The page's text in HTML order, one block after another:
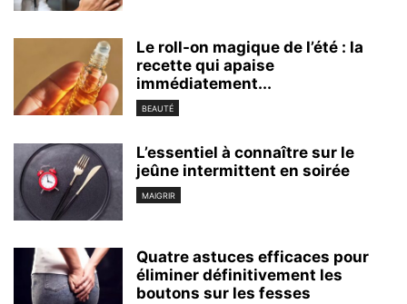
Le roll-on magique de l’été : la
recette qui apaise
immédiatement...
BEAUTÉ
L’essentiel à connaître sur le
jeûne intermittent en soirée
MAIGRIR
Quatre astuces efficaces pour
éliminer définitivement les
boutons sur les fesses